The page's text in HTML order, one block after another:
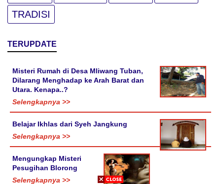
TRADISI
TERUPDATE
Misteri Rumah di Desa Mliwang Tuban,
Dilarang Menghadap ke Arah Barat dan
Utara. Kenapa..?
Selengkapnya >>
Belajar Ikhlas dari Syeh Jangkung
Selengkapnya >>
Mengungkap Misteri
Pesugihan Blorong
Selengkapnya >>